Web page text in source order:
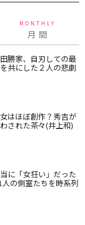
MONTHLY
月 間
勝家、自刃しての最
共にした２人の悲劇
はほぼ創作？秀吉が
された茶々(井上和)
に「女狂い」だった
の側室たちを時系列